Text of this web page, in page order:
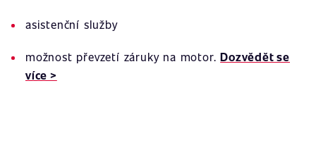
asistenční služby
možnost převzetí záruky na motor.Dozvědět se
více >